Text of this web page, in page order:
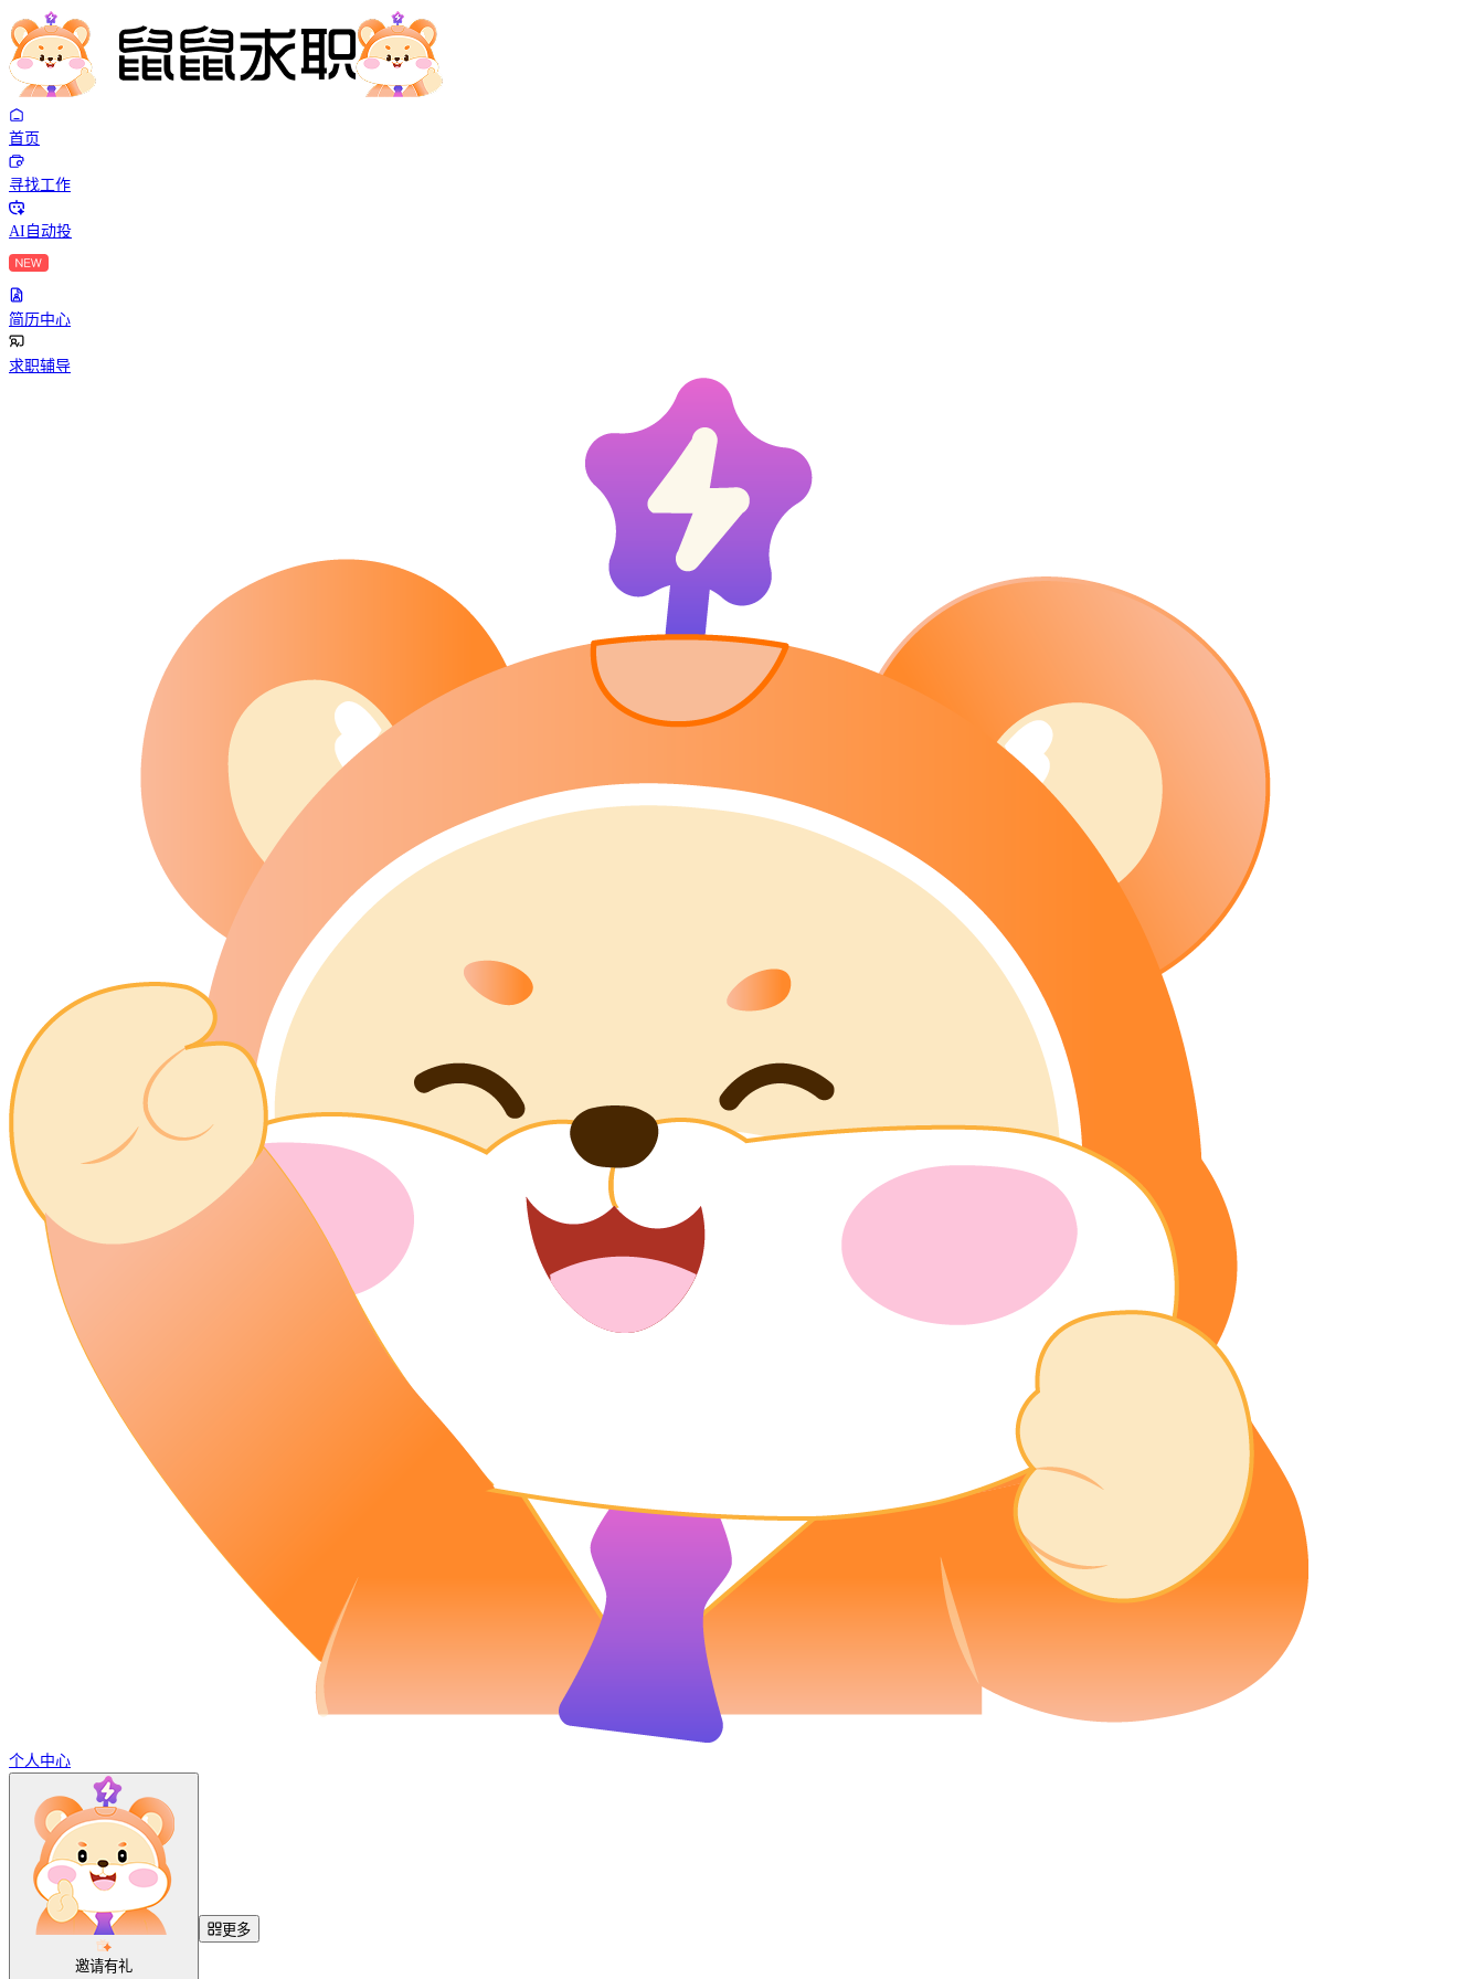
首页
寻找工作
AI自动投
简历中心
求职辅导
个人中心
邀请有礼
更多